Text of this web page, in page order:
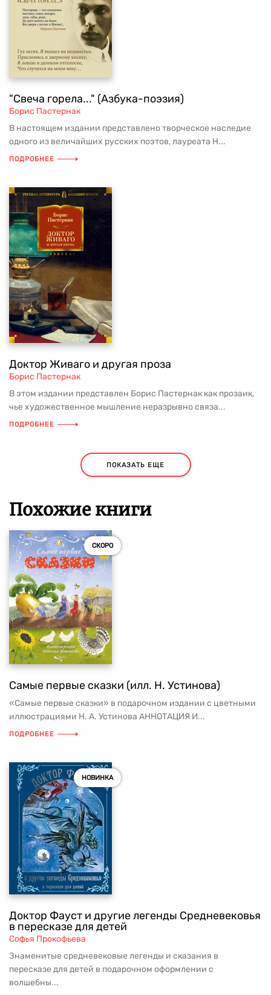
"Свеча горела..." (Азбука-поэзия)
Борис Пастернак
В настоящем издании представлено творческое наследие
одного из величайших русских поэтов, лауреата Н...
ПОДРОБНЕЕ
Доктор Живаго и другая проза
Борис Пастернак
В этом издании представлен Борис Пастернак как прозаик,
чье художественное мышление неразрывно связа...
ПОДРОБНЕЕ
ПОКАЗАТЬ ЕЩЕ
Похожие книги
СКОРО
Самые первые сказки (илл. Н. Устинова)
«Самые первые сказки» в подарочном издании с цветными
иллюстрациями Н. А. Устинова АННОТАЦИЯ И...
ПОДРОБНЕЕ
НОВИНКА
Доктор Фауст и другие легенды Средневековья
в пересказе для детей
Софья Прокофьева
Знаменитые средневековые легенды и сказания в
пересказе для детей в подарочном оформлении с
волшебны...